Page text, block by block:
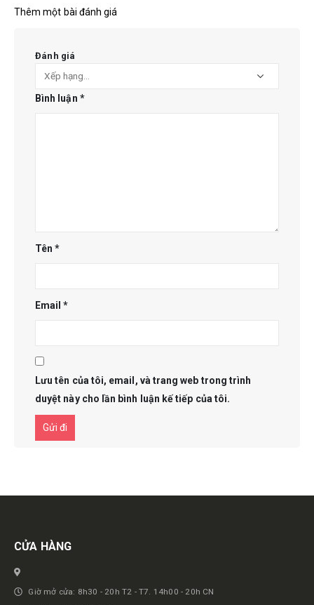
Thêm một bài đánh giá
Đánh giá
Bình luận *
Tên*
Email*
Lưu tên của tôi, email, và trang web trong trình
duyệt này cho lần bình luận kế tiếp của tôi.
Get in touch
CỬA HÀNG
Giờ mở cửa: 8h30 - 20h T2 - T7. 14h00 - 20h CN